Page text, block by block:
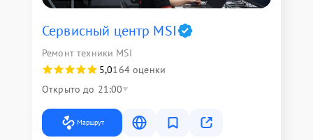
Сервисный центр MSI
Ремонт техники MSI
5,0164 оценки
Открыто до 21:00
Маршрут